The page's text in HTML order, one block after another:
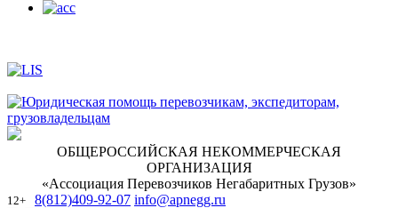
ОБЩЕРОССИЙСКАЯ НЕКОММЕРЧЕСКАЯ
ОРГАНИЗАЦИЯ
«Ассоциация Перевозчиков Негабаритных Грузов»
12+ 8(812)409-92-07 info@apnegg.ru